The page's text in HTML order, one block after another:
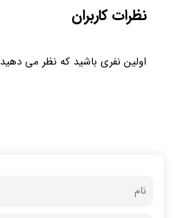
نظرات کاربران
اولین نفری باشید که نظر می دهید